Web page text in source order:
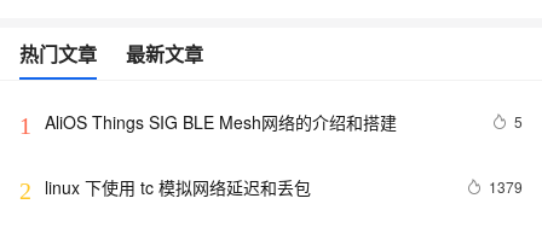
热门文章 最新文章
1 AliOS Things SIG BLE Mesh网络的介绍和搭建 5
2 linux 下使用 tc 模拟网络延迟和丢包 1379